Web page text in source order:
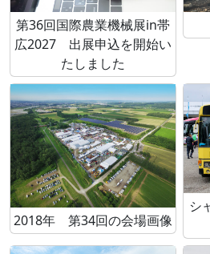
第36回国際農業機械展in帯
広2027 出展申込を開始い
たしました
2018年 第34回の会場画像
シ